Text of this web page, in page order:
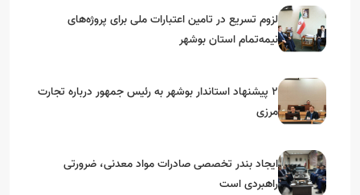
لزوم تسریع در تامین اعتبارات ملی برای پروژه‌های
نیمه‌تمام استان بوشهر
۲ پیشنهاد استاندار بوشهر به رئیس جمهور درباره تجارت
مرزی
ایجاد بندر تخصصی صادرات مواد معدنی، ضرورتی
راهبردی است